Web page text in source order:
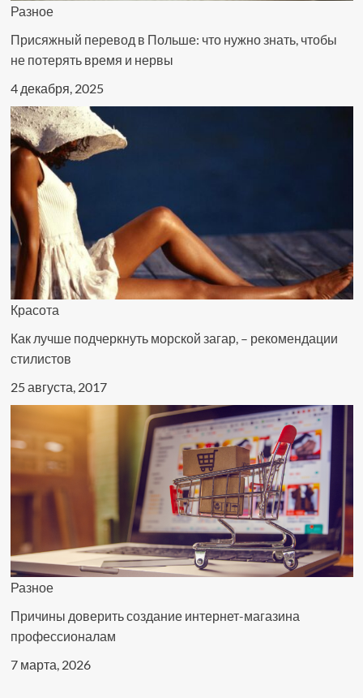
Разное
Присяжный перевод в Польше: что нужно знать, чтобы
не потерять время и нервы
4 декабря, 2025
Красота
Как лучше подчеркнуть морской загар, – рекомендации
стилистов
25 августа, 2017
Разное
Причины доверить создание интернет-магазина
профессионалам
7 марта, 2026